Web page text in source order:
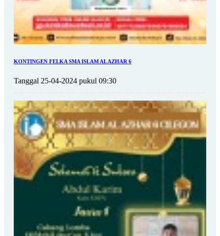
KONTINGEN FELKA SMA ISLAM AL AZHAR 6
Tanggal 25-04-2024 pukul 09:30